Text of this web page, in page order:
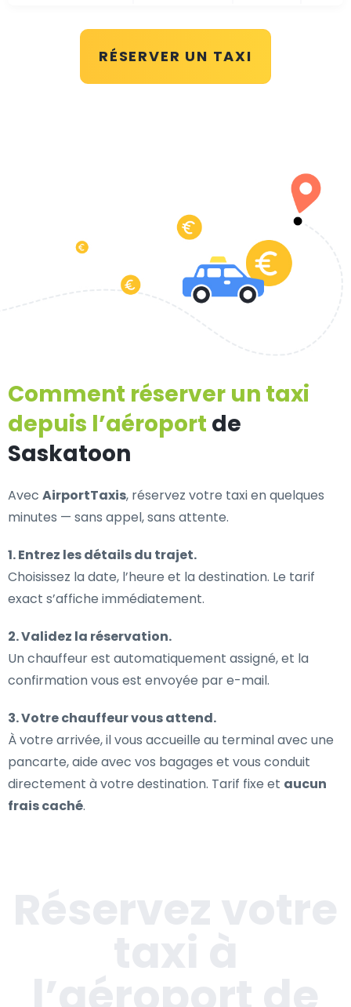
RÉSERVER UN TAXI
Comment réserver un taxi
depuis l’aéroport de
Saskatoon
Avec AirportTaxis, réservez votre taxi en quelques
minutes — sans appel, sans attente.
1. Entrez les détails du trajet.
Choisissez la date, l’heure et la destination. Le tarif
exact s’affiche immédiatement.
2. Validez la réservation.
Un chauffeur est automatiquement assigné, et la
confirmation vous est envoyée par e-mail.
3. Votre chauffeur vous attend.
À votre arrivée, il vous accueille au terminal avec une
pancarte, aide avec vos bagages et vous conduit
directement à votre destination. Tarif fixe et aucun
frais caché.